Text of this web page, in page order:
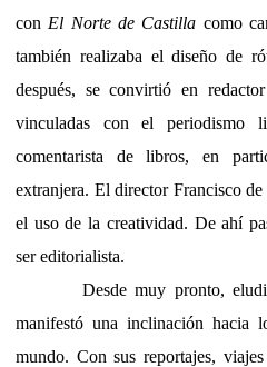
con El Norte de Castilla como
también realizaba el diseño de
después, se convirtió en
vinculadas con el periodismo
comentarista de libros, en
extranjera. El director Francisco
el uso de la creatividad. De ahí
ser editorialista.
Desde muy pronto,
manifestó una inclinación hacia
mundo. Con sus reportajes,